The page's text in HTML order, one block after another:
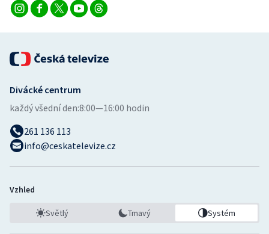
Vodní slalom
Ostatní
Divácké centrum
každý všední den:8:00—16:00 hodin
261 136 113
info@ceskatelevize.cz
Vzhled
Světlý Tmavý Systém